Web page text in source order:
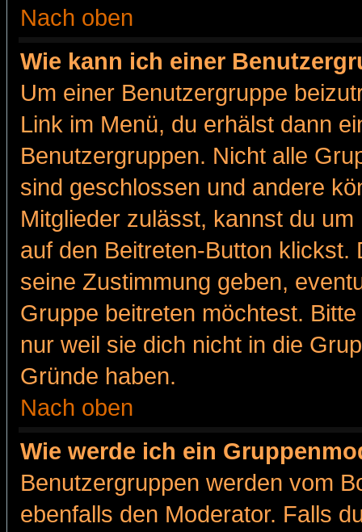
Nach oben
Wie kann ich einer
Um einer Benutzergruppe
Link im Menü, du erhälst dann
Benutzergruppen. Nicht alle
sind geschlossen und andere
Mitglieder zulässt, kannst du
auf den Beitreten-Button
seine Zustimmung geben,
Gruppe beitreten möchtest.
nur weil sie dich nicht in die
Gründe haben.
Nach oben
Wie werde ich ein
Benutzergruppen werden vom
ebenfalls den Moderator. Falls